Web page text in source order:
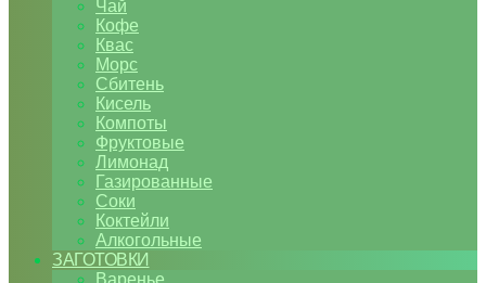
Чай
Кофе
Квас
Морс
Сбитень
Кисель
Компоты
Фруктовые
Лимонад
Газированные
Соки
Коктейли
Алкогольные
ЗАГОТОВКИ
Варенье